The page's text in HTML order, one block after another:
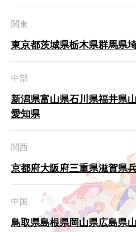
関東
東京都茨城県栃木県群馬県
中部
新潟県富山県石川県福井県
愛知県
関西
京都府大阪府三重県滋賀県
中国
鳥取県島根県岡山県広島県